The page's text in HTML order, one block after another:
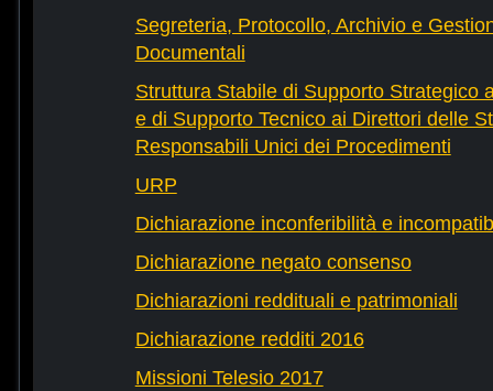
Segreteria, Protocollo, Archivio e
Documentali
Struttura Stabile di Supporto Strategico
e di Supporto Tecnico ai Direttori delle
Responsabili Unici dei Procedimenti
URP
Dichiarazione inconferibilità e
Dichiarazione negato consenso
Dichiarazioni reddituali e patrimoniali
Dichiarazione redditi 2016
Missioni Telesio 2017